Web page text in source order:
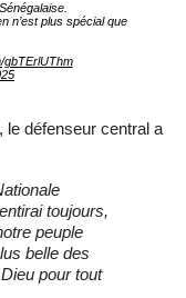
n’est plus spécial que
gbTErlUThm
le défenseur central a
toujours,
peuple
belle des
pour tout